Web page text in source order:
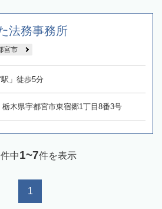
法務事務所
宮市
」徒歩5分
栃木県宇都宮市東宿郷1丁目8番3号
件中1~7件を表示
1